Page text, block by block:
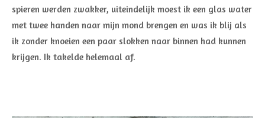
spieren werden zwakker, uiteindelijk moest ik een glas water
met twee handen naar mijn mond brengen en was ik blij als
ik zonder knoeien een paar slokken naar binnen had kunnen
krijgen. Ik takelde helemaal af.